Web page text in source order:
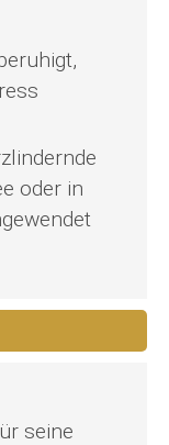
oder in
seine